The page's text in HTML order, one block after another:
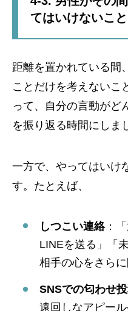
てはいけないこと
距離を置かれている間
ことだけを考えないこ
って、自分の言動がど
を振り返る時間にしま
一方で、やってはいけ
す。たとえば、
しつこい連絡：
LINEを送る」「
相手の心をさら
SNSでの匂わせ
遠回しなアピー